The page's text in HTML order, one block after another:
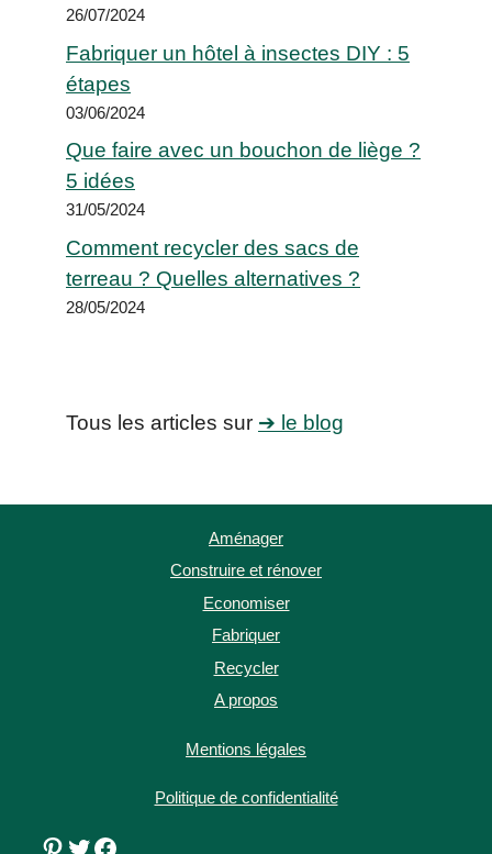
26/07/2024
Fabriquer un hôtel à insectes DIY : 5
étapes
03/06/2024
Que faire avec un bouchon de liège ?
5 idées
31/05/2024
Comment recycler des sacs de
terreau ? Quelles alternatives ?
28/05/2024
Tous les articles sur ➔ le blog
Aménager
Construire et rénover
Economiser
Fabriquer
Recycler
A propos
Mentions légales
Politique de confidentialité
Pinterest Twitter Facebook